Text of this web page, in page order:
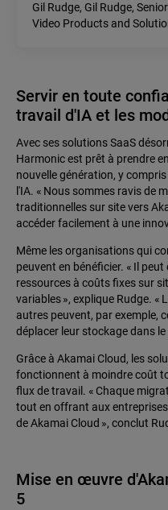
Gil Rudge, Gil Rudge,
Video Products and
Servir en toute
travail d'IA et les
Avec ses solutions SaaS
Harmonic est prêt à prendre
nouvelle génération, y
l'IA. « Nous sommes ravis de
traditionnelles sur site vers
accéder facilement à une
Même les organisations qui
peuvent en bénéficier. « Il
ressources à coûts fixes sur
variables », explique Rudge.
autres peuvent, par exemple,
déplacer leur stockage dans
Grâce à Akamai Cloud, les
fonctionnent à moindre coût
flux de travail. « Chaque
tout en offrant aux
de Akamai Cloud », conclut
Mise en œuvre
5